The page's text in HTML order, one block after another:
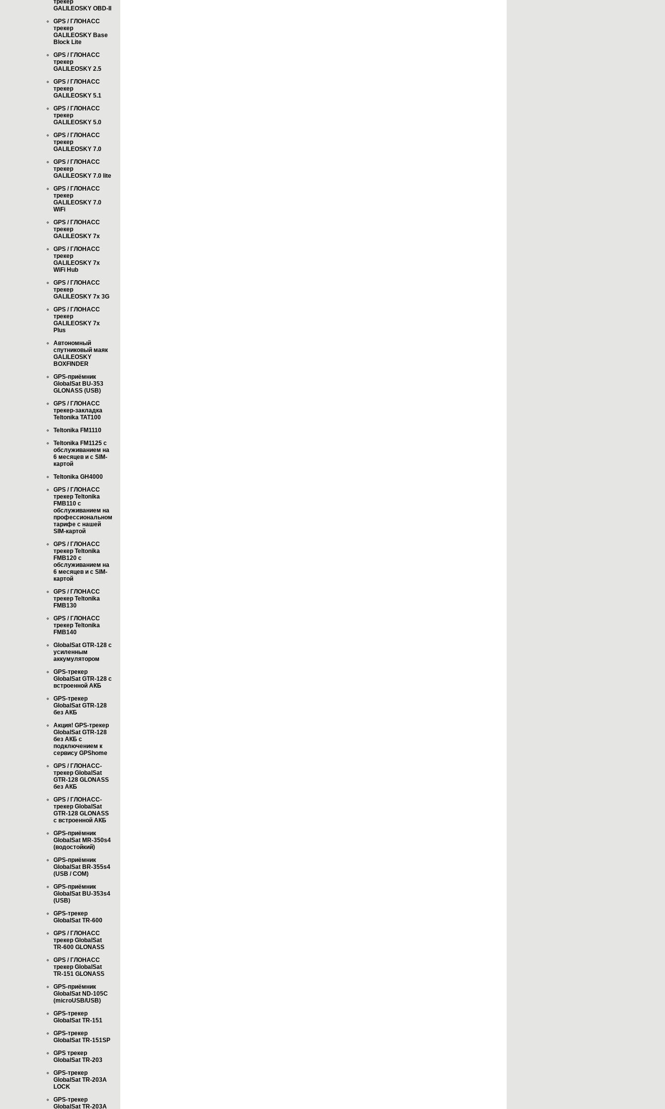
трекер
GALILEOSKY OBD-II
GPS / ГЛОНАСС
трекер
GALILEOSKY Base
Block Lite
GPS / ГЛОНАСС
трекер
GALILEOSKY 2.5
GPS / ГЛОНАСС
трекер
GALILEOSKY 5.1
GPS / ГЛОНАСС
трекер
GALILEOSKY 5.0
GPS / ГЛОНАСС
трекер
GALILEOSKY 7.0
GPS / ГЛОНАСС
трекер
GALILEOSKY 7.0 lite
GPS / ГЛОНАСС
трекер
GALILEOSKY 7.0
WiFi
GPS / ГЛОНАСС
трекер
GALILEOSKY 7x
GPS / ГЛОНАСС
трекер
GALILEOSKY 7x
WiFi Hub
GPS / ГЛОНАСС
трекер
GALILEOSKY 7x 3G
GPS / ГЛОНАСС
трекер
GALILEOSKY 7x
Plus
Автономный
спутниковый маяк
GALILEOSKY
BOXFINDER
GPS-приёмник
GlobalSat BU-353
GLONASS (USB)
GPS / ГЛОНАСС
трекер-закладка
Teltonika TAT100
Teltonika FM1110
Teltonika FM1125 с
обслуживанием на
6 месяцев и с SIM-
картой
Teltonika GH4000
GPS / ГЛОНАСС
трекер Teltonika
FMB110 с
обслуживанием на
профессиональном
тарифе с нашей
SIM-картой
GPS / ГЛОНАСС
трекер Teltonika
FMB120 с
обслуживанием на
6 месяцев и с SIM-
картой
GPS / ГЛОНАСС
трекер Teltonika
FMB130
GPS / ГЛОНАСС
трекер Teltonika
FMB140
GlobalSat GTR-128 с
усиленным
аккумулятором
GPS-трекер
GlobalSat GTR-128 с
встроенной АКБ
GPS-трекер
GlobalSat GTR-128
без АКБ
Акция! GPS-трекер
GlobalSat GTR-128
без АКБ с
подключением к
сервису GPShome
GPS / ГЛОНАСС-
трекер GlobalSat
GTR-128 GLONASS
без АКБ
GPS / ГЛОНАСС-
трекер GlobalSat
GTR-128 GLONASS
с встроенной АКБ
GPS-приёмник
GlobalSat MR-350s4
(водостойкий)
GPS-приёмник
GlobalSat BR-355s4
(USB / COM)
GPS-приёмник
GlobalSat BU-353s4
(USB)
GPS-трекер
GlobalSat TR-600
GPS / ГЛОНАСС
трекер GlobalSat
TR-600 GLONASS
GPS / ГЛОНАСС
трекер GlobalSat
TR-151 GLONASS
GPS-приёмник
GlobalSat ND-105C
(microUSB/USB)
GPS-трекер
GlobalSat TR-151
GPS-трекер
GlobalSat TR-151SP
GPS трекер
GlobalSat TR-203
GPS-трекер
GlobalSat TR-203А
LOCK
GPS-трекер
GlobalSat TR-203А